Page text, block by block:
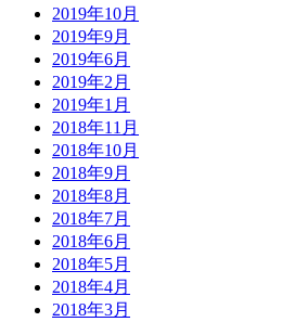
2019年10月
2019年9月
2019年6月
2019年2月
2019年1月
2018年11月
2018年10月
2018年9月
2018年8月
2018年7月
2018年6月
2018年5月
2018年4月
2018年3月